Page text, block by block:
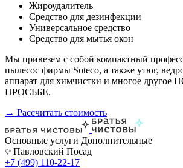
Жироудалитель
Средство для дезинфекции
Универсальное средство
Средство для мытья окон
Мы привезем с собой компактный
пылесос фирмы Soteco, а также утюг,
аппарат для химчистки и многое
ПРОСЬБЕ.
→ Рассчитать стоимость
Основные услуги Дополнительные
Павловский Посад
+7 (499) 110-22-17